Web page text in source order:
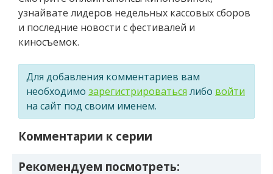
узнайвате лидеров недельных кассовых сборов
и последние новости с фестивалей и
киносъемок.
Для добавления комментариев вам
необходимо зарегистрироваться либо войти
на сайт под своим именем.
Комментарии к серии
Рекомендуем посмотреть: